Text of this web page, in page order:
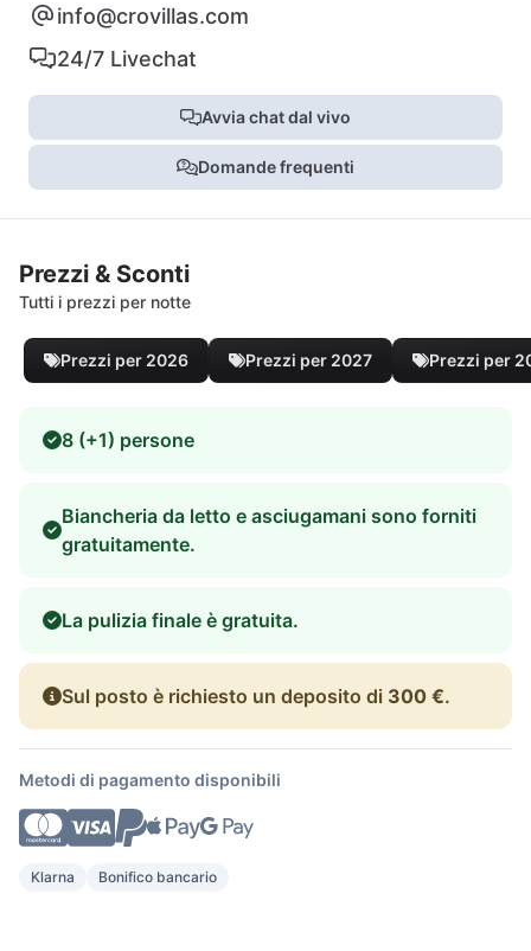
info@crovillas.com
24/7 Livechat
Avvia chat dal vivo
Domande frequenti
Prezzi & Sconti
Tutti i prezzi per notte
Prezzi per 2026 Prezzi per 2027 Prezzi per
8 (+1) persone
Biancheria da letto e asciugamani sono forniti
gratuitamente.
La pulizia finale è gratuita.
Sul posto è richiesto un deposito di 300 €.
Metodi di pagamento disponibili
Klarna Bonifico bancario